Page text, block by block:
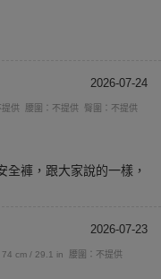
2026-07-24
提供 腰圍：不提供
臀圍：不提供
褲，跟大家說的一樣，
2026-07-23
74 cm / 29.1 in
腰圍：不提供